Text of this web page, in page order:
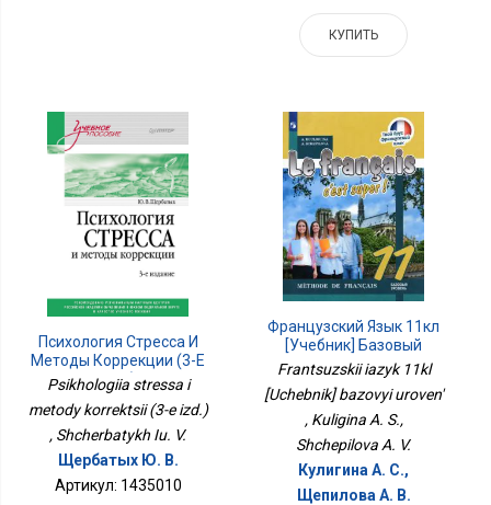
КУПИТЬ
Психология Стресса И
Методы Коррекции (3-Е
Изд.)
Psikhologiia stressa i
metody korrektsii (3-e izd.)
, Shcherbatykh Iu. V.
Щербатых Ю. В.
Артикул: 1435010
Французский Язык 11кл
[Учебник] Базовый
Уровень
Frantsuzskii iazyk 11kl
[Uchebnik] bazovyi uroven'
, Kuligina A. S.,
Shchepilova A. V.
Кулигина А. С.,
Щепилова А. В.